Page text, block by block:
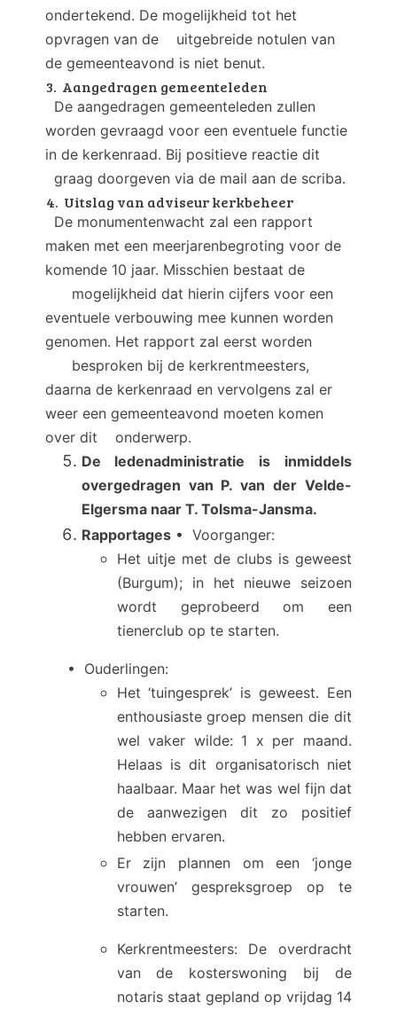
ondertekend. De mogelijkheid tot het
opvragen van de uitgebreide notulen van
de gemeenteavond is niet benut.
3. Aangedragen gemeenteleden
De aangedragen gemeenteleden zullen
worden gevraagd voor een eventuele functie
in de kerkenraad. Bij positieve reactie dit
graag doorgeven via de mail aan de scriba.
4. Uitslag van adviseur kerkbeheer
De monumentenwacht zal een rapport
maken met een meerjarenbegroting voor de
komende 10 jaar. Misschien bestaat de
mogelijkheid dat hierin cijfers voor een
eventuele verbouwing mee kunnen worden
genomen. Het rapport zal eerst worden
besproken bij de kerkrentmeesters,
daarna de kerkenraad en vervolgens zal er
weer een gemeenteavond moeten komen
over dit onderwerp.
De ledenadministratie is inmiddels
overgedragen van P. van der Velde-
Elgersma naar T. Tolsma-Jansma.
Rapportages• Voorganger:
Het uitje met de clubs is geweest
(Burgum); in het nieuwe seizoen
wordt geprobeerd om een
tienerclub op te starten.
• Ouderlingen:
Het ‘tuingesprek’ is geweest. Een
enthousiaste groep mensen die dit
wel vaker wilde: 1 x per maand.
Helaas is dit organisatorisch niet
haalbaar. Maar het was wel fijn dat
de aanwezigen dit zo positief
hebben ervaren.
Er zijn plannen om een ‘jonge
vrouwen’ gespreksgroep op te
starten.
Kerkrentmeesters: De overdracht
van de kosterswoning bij de
notaris staat gepland op vrijdag 14